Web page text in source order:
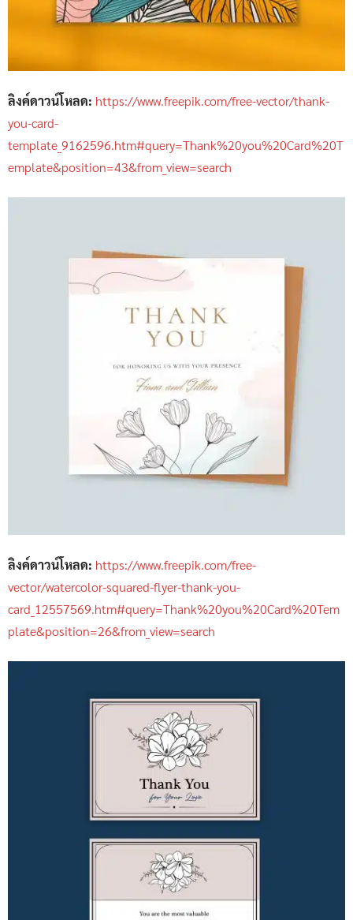
ลิงค์ดาวน์โหลด: https://www.freepik.com/free-vector/thank-
you-card-
template_9162596.htm#query=Thank%20you%20Card%20T
emplate&position=43&from_view=search
ลิงค์ดาวน์โหลด: https://www.freepik.com/free-
vector/watercolor-squared-flyer-thank-you-
card_12557569.htm#query=Thank%20you%20Card%20Tem
plate&position=26&from_view=search